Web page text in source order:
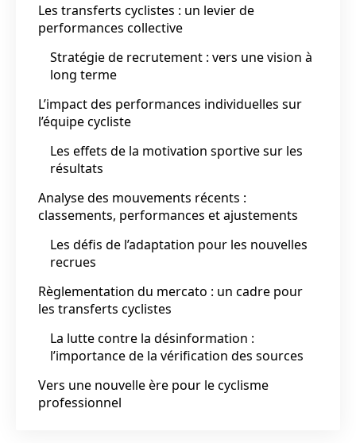
Les transferts cyclistes : un levier de
performances collective
Stratégie de recrutement : vers une vision à
long terme
L’impact des performances individuelles sur
l’équipe cycliste
Les effets de la motivation sportive sur les
résultats
Analyse des mouvements récents :
classements, performances et ajustements
Les défis de l’adaptation pour les nouvelles
recrues
Règlementation du mercato : un cadre pour
les transferts cyclistes
La lutte contre la désinformation :
l’importance de la vérification des sources
Vers une nouvelle ère pour le cyclisme
professionnel